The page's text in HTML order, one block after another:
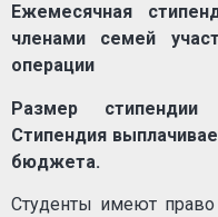
Ежемесячная
членами семей
операции
Размер стипендии
Стипендия
бюджета.
Студенты имеют право